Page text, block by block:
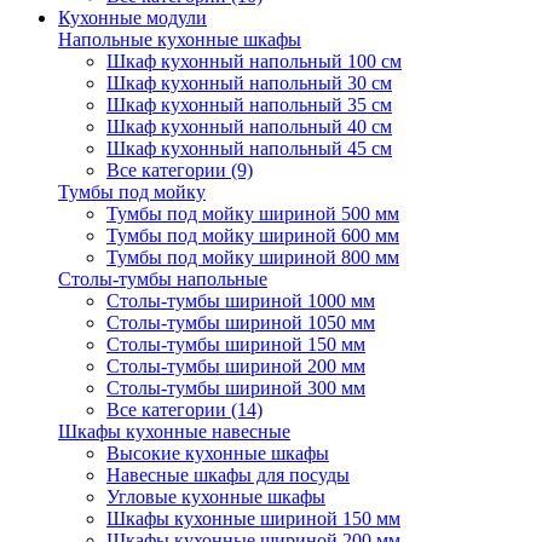
Кухонные модули
Напольные кухонные шкафы
Шкаф кухонный напольный 100 см
Шкаф кухонный напольный 30 см
Шкаф кухонный напольный 35 см
Шкаф кухонный напольный 40 см
Шкаф кухонный напольный 45 см
Все категории (9)
Тумбы под мойку
Тумбы под мойку шириной 500 мм
Тумбы под мойку шириной 600 мм
Тумбы под мойку шириной 800 мм
Столы-тумбы напольные
Столы-тумбы шириной 1000 мм
Столы-тумбы шириной 1050 мм
Столы-тумбы шириной 150 мм
Столы-тумбы шириной 200 мм
Столы-тумбы шириной 300 мм
Все категории (14)
Шкафы кухонные навесные
Высокие кухонные шкафы
Навесные шкафы для посуды
Угловые кухонные шкафы
Шкафы кухонные шириной 150 мм